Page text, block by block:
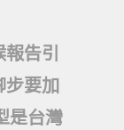
告引
步要加
是台灣